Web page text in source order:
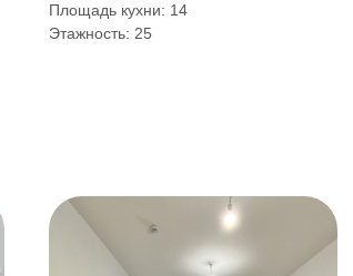
Площадь кухни: 14
Этажность: 25